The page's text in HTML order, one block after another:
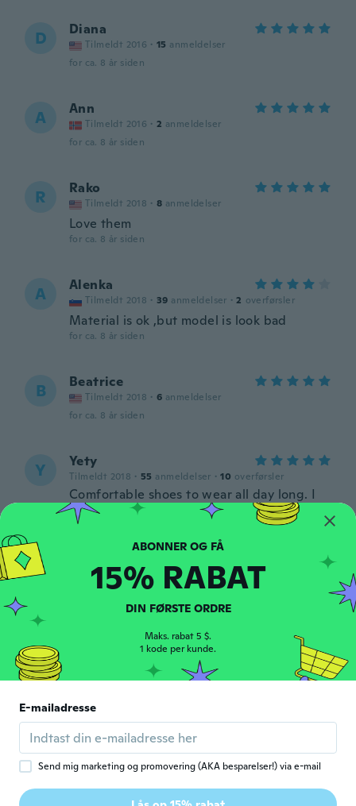
D Diana
Tilmeldt 2016 · 15 anmeldelser
for ca. 8 år siden
A Ann
Tilmeldt 2016 · 2 anmeldelser
for ca. 8 år siden
R Rako
Tilmeldt 2018 · 8 anmeldelser
Love them
for ca. 8 år siden
A Alenka
Tilmeldt 2018 · 39 anmeldelser · 2 overførsler
Material is ok ,but model is look bad
for ca. 8 år siden
B Beatrice
Tilmeldt 2018 · 6 anmeldelser
for ca. 8 år siden
Y Yety
Tilmeldt 2018 · 55 anmeldelser · 10 overførsler
Comfortable shoes to wear all day long. I
really like it. Bought 2 colours
for ca. 8 år siden
P Patilu
Tilmeldt 2016 · 192 anmeldelser · 42
So comfortable and pretty I want the red
Zsóka
Finom puha! Mar a madodik parat
rendeltem
for ca. 8 år siden
Linda
15% RABAT
DIN FØRSTE ORDRE
Maks. rabat 5 $.
1 kode per kunde.
E-mailadresse
Send mig marketing og promovering (AKA besparelser!) via e-mail